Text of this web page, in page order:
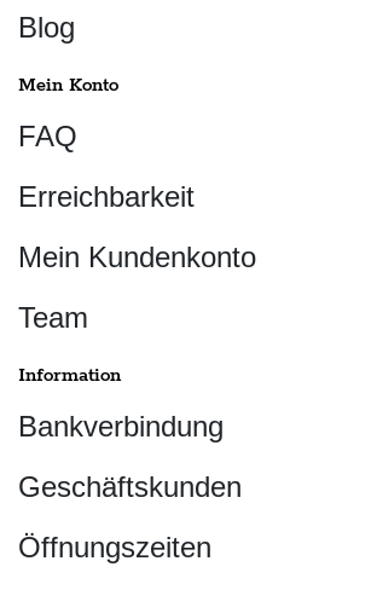
Blog
Mein Konto
FAQ
Erreichbarkeit
Mein Kundenkonto
Team
Information
Bankverbindung
Geschäftskunden
Öffnungszeiten